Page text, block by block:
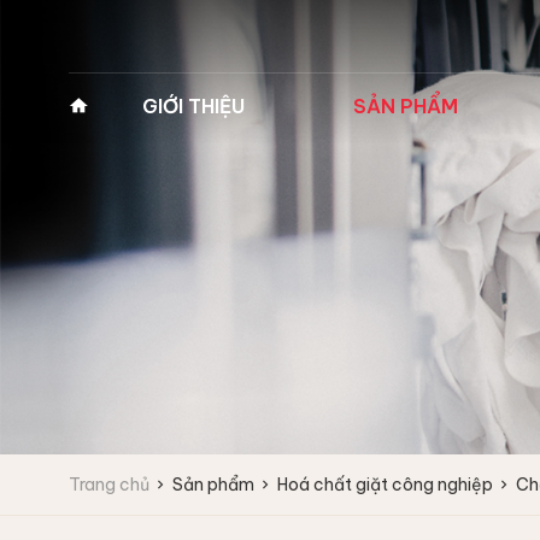
GIỚI THIỆU
Vì sao chọn chúng tôi
SẢN PHẨM
Máy giặt công nghiệp
IPSO
Máy giặt vắt tốc độ cao
MÁY GIẶT Y TẾ 2
(MÁY GIẶT BỆNH
Máy giặt y tế 2 cửa
Máy giặt y tế 2 cửa
Trang chủ Sản phẩm Hoá chất giặt công nghiệp